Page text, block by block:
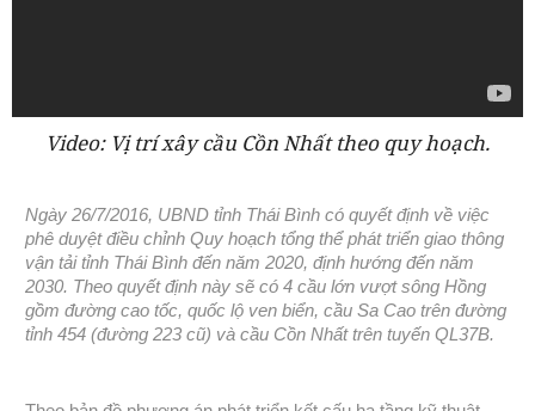
Video: Vị trí xây cầu Cồn Nhất theo quy hoạch.
Ngày 26/7/2016, UBND tỉnh Thái Bình có quyết định về việc
phê duyệt điều chỉnh Quy hoạch tổng thể phát triển giao thông
vận tải tỉnh Thái Bình đến năm 2020, định hướng đến năm
2030. Theo quyết định này sẽ có 4 cầu lớn vượt sông Hồng
gồm đường cao tốc, quốc lộ ven biển, cầu Sa Cao trên đường
tỉnh 454 (đường 223 cũ) và cầu Cồn Nhất trên tuyến QL37B.